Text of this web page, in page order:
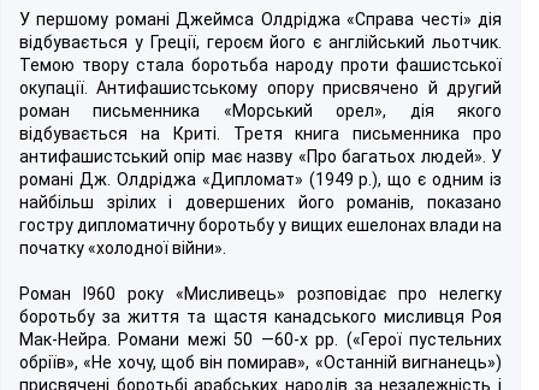
У першому романі Джеймса Олдріджа «Справа честі» дія
відбувається у Греції, героєм його є англійський льотчик.
Темою твору стала боротьба народу проти фашистської
окупації. Антифашистському опору присвячено й другий
роман письменника «Морський орел», дія якого
відбувається на Криті. Третя книга письменника про
антифашистський опір має назву «Про багатьох людей». У
романі Дж. Олдріджа «Дипломат» (1949 p.), що є одним із
найбільш зрілих і довершених його романів, показано
гостру дипломатичну боротьбу у вищих ешелонах влади на
початку «холодної війни».
Роман I960 року «Мисливець» розповідає про нелегку
боротьбу за життя та щастя канадського мисливця Роя
Мак-Нейра. Романи межі 50 —60-х pp. («Герої пустельних
обріїв», «Не хочу, щоб він помирав», «Останній вигнанець»)
присвячені боротьбі арабських народів за незалежність і